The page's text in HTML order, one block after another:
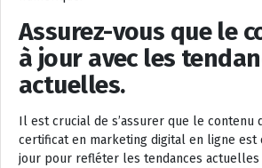
Assurez-vous que le
à jour avec les
actuelles.
Il est crucial de s’assurer que le contenu
certificat en marketing digital en ligne est
jour pour refléter les tendances actuelles